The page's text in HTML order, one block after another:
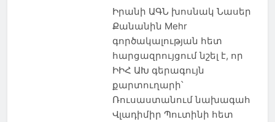
Իրանի ԱԳՆ խոսնակ Նասեր
Քանանին Mehr
գործակալության հետ
հարցազրույցում նշել է, որ
ԻԻՀ ԱԽ գերագույն
քարտուղարի՝
Ռուսաստանում նախագահ
Վլադիմիր Պուտինի հետ